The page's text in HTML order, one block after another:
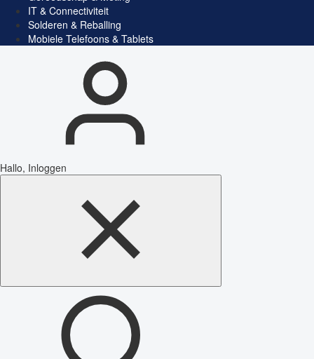
IT & Connectiviteit
Solderen & Reballing
Mobiele Telefoons & Tablets
Hallo, Inloggen